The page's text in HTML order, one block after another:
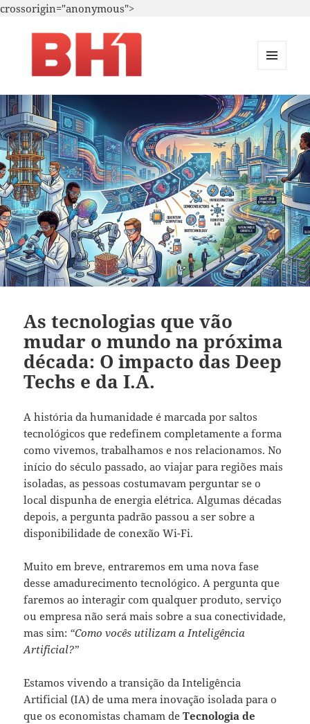
crossorigin="anonymous">
i.A. – Marketing – T.i.
WIDGETS
As tecnologias que vão
mudar o mundo na próxima
década: O impacto das Deep
Techs e da I.A.
A história da humanidade é marcada por saltos
tecnológicos que redefinem completamente a forma
como vivemos, trabalhamos e nos relacionamos. No
início do século passado, ao viajar para regiões mais
isoladas, as pessoas costumavam perguntar se o
local dispunha de energia elétrica. Algumas décadas
depois, a pergunta padrão passou a ser sobre a
disponibilidade de conexão Wi-Fi.
Muito em breve, entraremos em uma nova fase
desse amadurecimento tecnológico. A pergunta que
faremos ao interagir com qualquer produto, serviço
ou empresa não será mais sobre a sua conectividade,
mas sim: “Como vocês utilizam a Inteligência
Artificial?”
Estamos vivendo a transição da Inteligência
Artificial (IA) de uma mera inovação isolada para o
que os economistas chamam deTecnologia de